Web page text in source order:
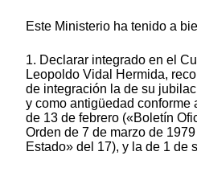
Este Ministerio ha tenido a
1. Declarar integrado en el
Leopoldo Vidal Hermida,
de integración la de su
y como antigüedad conforme
de 13 de febrero («Boletín
Orden de 7 de marzo de
Estado» del 17), y la de 1 de